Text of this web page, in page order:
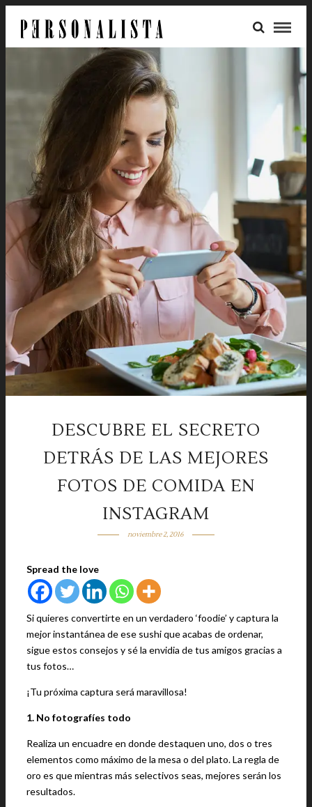
DESCUBRE EL SECRETO
DETRÁS DE LAS MEJORES
FOTOS DE COMIDA EN
INSTAGRAM
noviembre 2, 2016
Spread the love
Si quieres convertirte en un verdadero ‘foodie’ y captura la
mejor instantánea de ese sushi que acabas de ordenar,
sigue estos consejos y sé la envidia de tus amigos gracias a
tus fotos…
¡Tu próxima captura será maravillosa!
1. No fotografíes todo
Realiza un encuadre en donde destaquen uno, dos o tres
elementos como máximo de la mesa o del plato. La regla de
oro es que mientras más selectivos seas, mejores serán los
resultados.